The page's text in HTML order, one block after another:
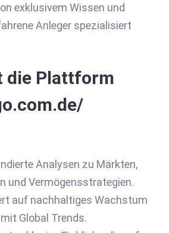
exklusivem Wissen und
Anleger spezialisiert
die Plattform
Analysen zu Märkten,
und Vermögensstrategien.
auf nachhaltiges Wachstum
Global Trends.